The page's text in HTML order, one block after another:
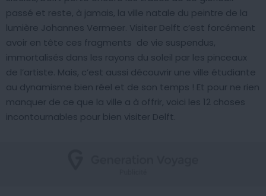
passé et reste, à jamais, la ville natale du peintre de la
lumière Johannes Vermeer. Visiter Delft c’est forcément
avoir en tête ces fragments de vie suspendus,
immortalisés dans les rayons du soleil par les pinceaux
de l’artiste. Mais, c’est aussi découvrir une ville étudiante
au dynamisme bien réel et de son temps ! Et pour ne rien
manquer de ce que la ville a à offrir, voici les 12 choses
incontournables pour bien visiter Delft.